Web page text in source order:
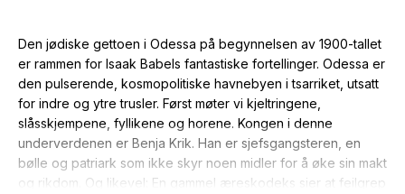
Den jødiske gettoen i Odessa på begynnelsen av 1900-tallet
er rammen for Isaak Babels fantastiske fortellinger. Odessa er
den pulserende, kosmopolitiske havnebyen i tsarriket, utsatt
for indre og ytre trusler. Først møter vi kjeltringene,
slåsskjempene, fyllikene og horene. Kongen i denne
underverdenen er Benja Krik. Han er sjefsgangsteren, en
bølle og patriark som ikke skyr noen midler for å øke sin makt
og rikdom. Og likevel: En gammel æreskodeks sier at feilgrep